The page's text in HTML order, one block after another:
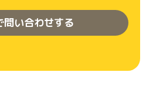
問い合わせする